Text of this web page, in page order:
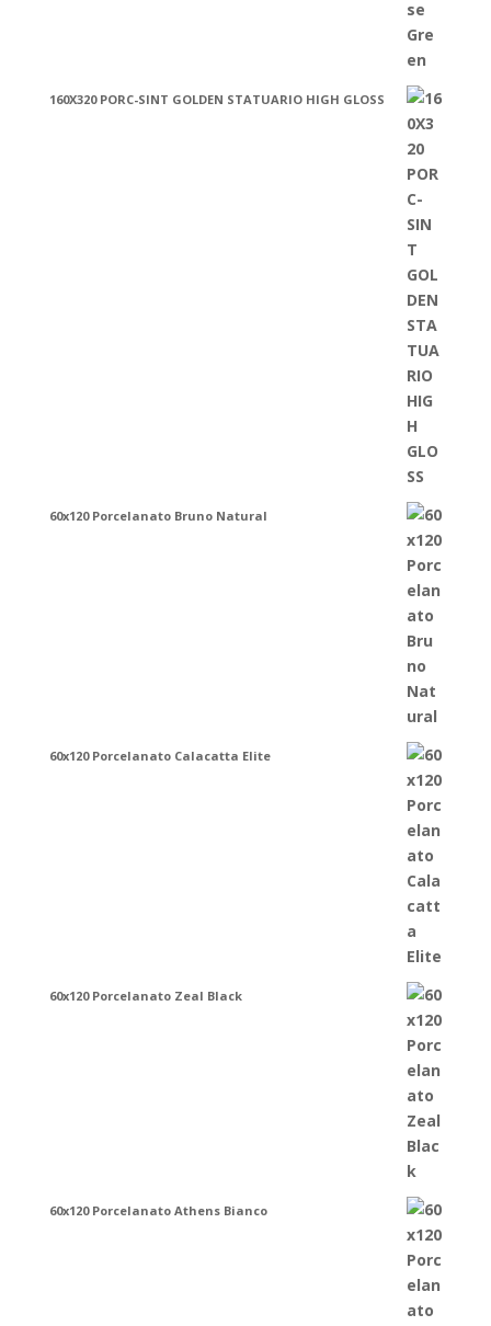
160X320 PORC-SINT GOLDEN STATUARIO HIGH GLOSS
60x120 Porcelanato Bruno Natural
60x120 Porcelanato Calacatta Elite
60x120 Porcelanato Zeal Black
60x120 Porcelanato Athens Bianco